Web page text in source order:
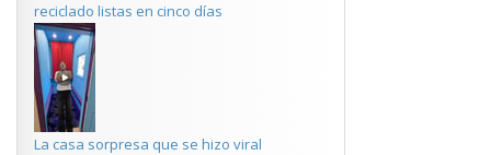
reciclado listas en cinco días
La casa sorpresa que se hizo viral